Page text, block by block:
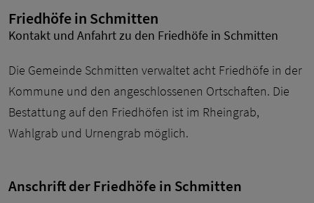
Friedhöfe in Schmitten
Kontakt und Anfahrt zu den Friedhöfe in Schmitten
Die Gemeinde Schmitten verwaltet acht Friedhöfe in der
Kommune und den angeschlossenen Ortschaften. Die
Bestattung auf den Friedhöfen ist im Rheingrab,
Wahlgrab und Urnengrab möglich.
Anschrift der Friedhöfe in Schmitten